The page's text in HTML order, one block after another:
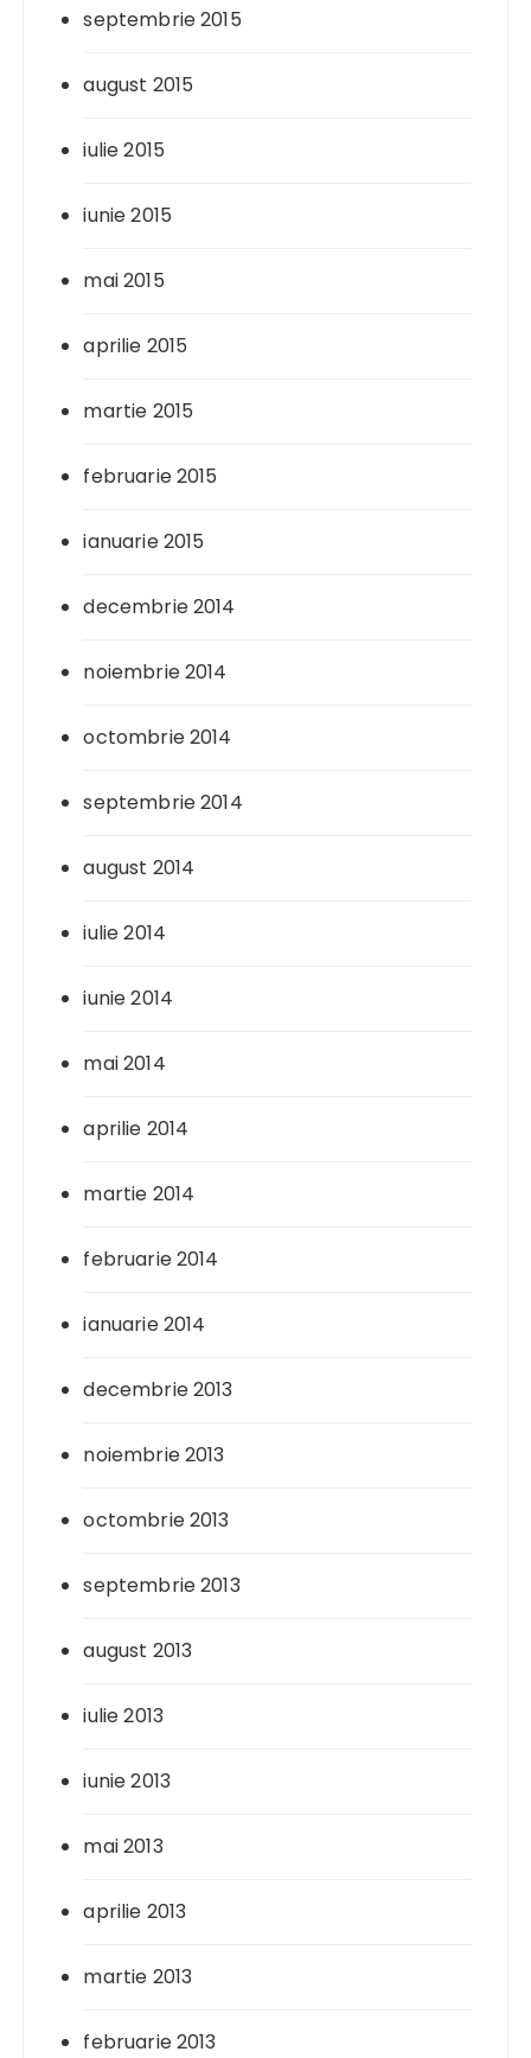
septembrie 2015
august 2015
iulie 2015
iunie 2015
mai 2015
aprilie 2015
martie 2015
februarie 2015
ianuarie 2015
decembrie 2014
noiembrie 2014
octombrie 2014
septembrie 2014
august 2014
iulie 2014
iunie 2014
mai 2014
aprilie 2014
martie 2014
februarie 2014
ianuarie 2014
decembrie 2013
noiembrie 2013
octombrie 2013
septembrie 2013
august 2013
iulie 2013
iunie 2013
mai 2013
aprilie 2013
martie 2013
februarie 2013